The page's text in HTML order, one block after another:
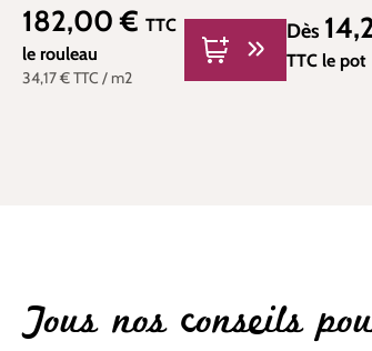
34,17 €TTC / m2
Prix régulier :
182,00 € TTC
le rouleau
Prix
Dès
TTC le pot
Tous nos conseils